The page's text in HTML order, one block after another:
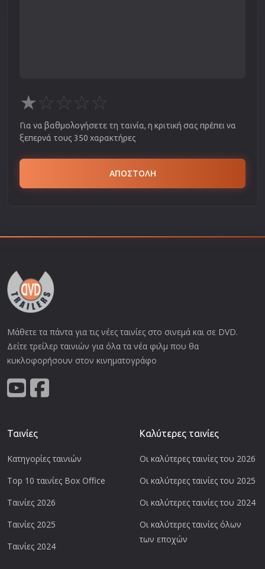
★☆☆☆☆
Για να βαθμολογήσετε τη ταινία, η κριτική σας πρέπει να
ξεπερνά τους 350 χαρακτήρες
ΑΠΟΣΤΟΛΗ
Μάθετε τα πάντα για τις νέες ταινίες στο σινεμά και σε DVD.
Δείτε τρείλερ ταινιών για όλα τα νέα φιλμ που θα
κυκλοφορήσουν στον κινηματογράφο
Ταινίες
Κατηγορίες ταινιών
Top 10 ταινίες Box Office
Ταινίες 2026
Ταινίες 2025
Ταινίες 2024
Καλύτερες ταινίες
Οι καλύτερες ταινίες του 2026
Οι καλύτερες ταινίες του 2025
Οι καλύτερες ταινίες του 2024
Οι καλύτερες ταινίες όλων
των εποχών